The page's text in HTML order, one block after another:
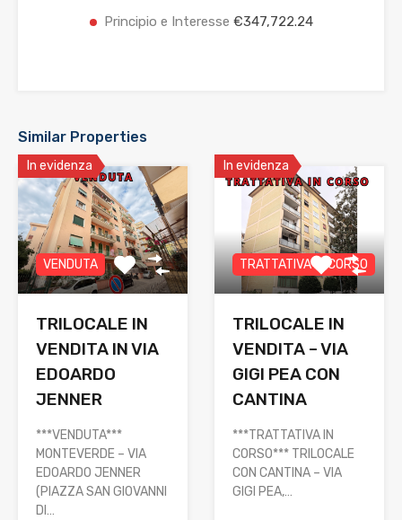
Principio e Interesse €347,722.24
Similar Properties
In evidenza
VENDUTA
TRILOCALE IN
VENDITA IN VIA
EDOARDO
JENNER
***VENDUTA***
MONTEVERDE – VIA
EDOARDO JENNER
(PIAZZA SAN GIOVANNI
DI…
In evidenza
TRATTATIVA IN CORSO
TRILOCALE IN
VENDITA – VIA
GIGI PEA CON
CANTINA
***TRATTATIVA IN
CORSO*** TRILOCALE
CON CANTINA – VIA
GIGI PEA,…